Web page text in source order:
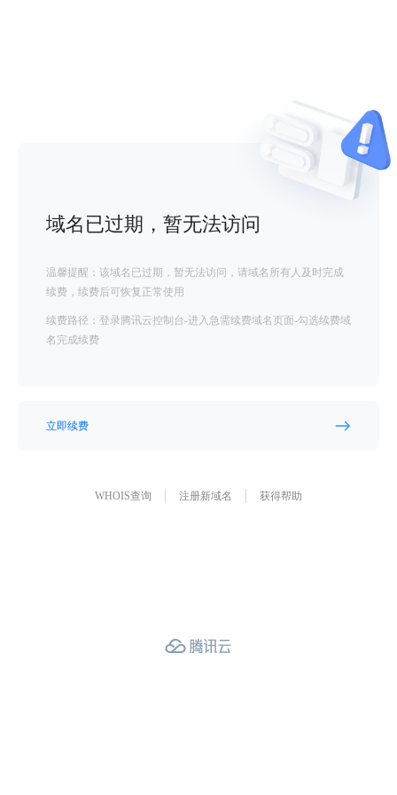
域名已过期，暂无法访问
温馨提醒：该域名已过期，暂无法访问，请域名所有人及时完成
续费，续费后可恢复正常使用
续费路径：登录腾讯云控制台-进入急需续费域名页面-勾选续费域
名完成续费
立即续费
WHOIS查询 注册新域名 获得帮助